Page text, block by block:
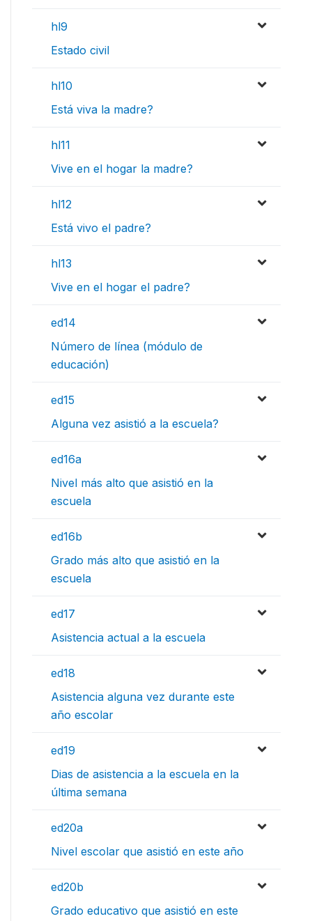
hl9
Estado civil
hl10
Está viva la madre?
hl11
Vive en el hogar la madre?
hl12
Está vivo el padre?
hl13
Vive en el hogar el padre?
ed14
Número de línea (módulo de
educación)
ed15
Alguna vez asistió a la escuela?
ed16a
Nivel más alto que asistió en la
escuela
ed16b
Grado más alto que asistió en la
escuela
ed17
Asistencia actual a la escuela
ed18
Asistencia alguna vez durante este
año escolar
ed19
Dias de asistencia a la escuela en la
última semana
ed20a
Nivel escolar que asistió en este año
ed20b
Grado educativo que asistió en este